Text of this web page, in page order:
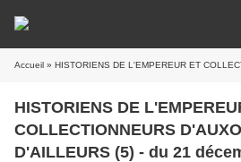
Accueil » HISTORIENS DE L'EMPEREUR ET COLLECTIONNEURS D'AUXONNE ET D'AILLEURS
HISTORIENS DE
COLLECTIONNEURS
D'AILLEURS (5) - du 21